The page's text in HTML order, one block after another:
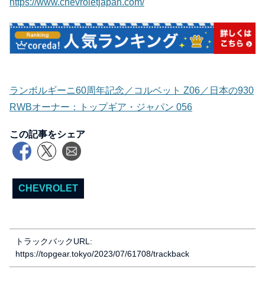
https://www.chevroletjapan.com/
ランボルギーニ60周年記念／コルベット Z06／日本の930
RWBオーナー：トップギア・ジャパン 056
この記事をシェア
CHEVROLET
トラックバックURL:
https://topgear.tokyo/2023/07/61708/trackback